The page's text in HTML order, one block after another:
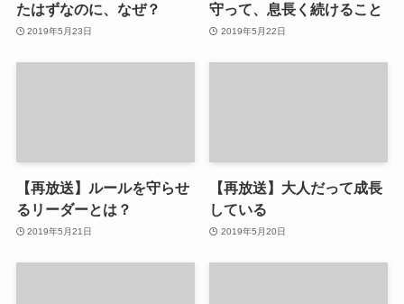
たはずなのに、なぜ？
2019年5月23日
守って、息長く続けること
2019年5月22日
【再放送】ルールを守らせ
るリーダーとは？
2019年5月21日
【再放送】大人だって成長
している
2019年5月20日